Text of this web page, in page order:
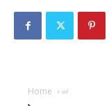
Home धर्म